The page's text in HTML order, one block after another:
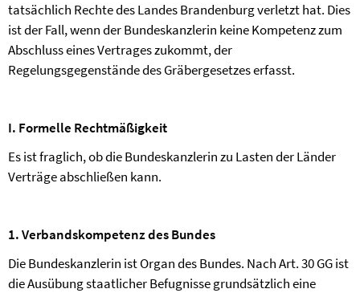
tatsächlich Rechte des Landes Brandenburg verletzt hat. Dies
ist der Fall, wenn der Bundeskanzlerin keine Kompetenz zum
Abschluss eines Vertrages zukommt, der
Regelungsgegenstände des Gräbergesetzes erfasst.
I. Formelle Rechtmäßigkeit
Es ist fraglich, ob die Bundeskanzlerin zu Lasten der Länder
Verträge abschließen kann.
1. Verbandskompetenz des Bundes
Die Bundeskanzlerin ist Organ des Bundes. Nach Art. 30 GG ist
die Ausübung staatlicher Befugnisse grundsätzlich eine